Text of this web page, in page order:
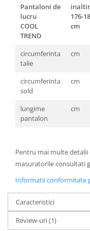
Pantaloni de lucru in
Tricouri polo
Veste de lucru
Pantaloni de
lucru
COOL
TREND
176-
cm
circumferinta
talie
cm
circumferinta
sold
cm
lungime
pantalon
cm
Pentru mai multe detalii
masuratorile consultati
Informatii conformitate
Caracteristici
Review-uri(1)